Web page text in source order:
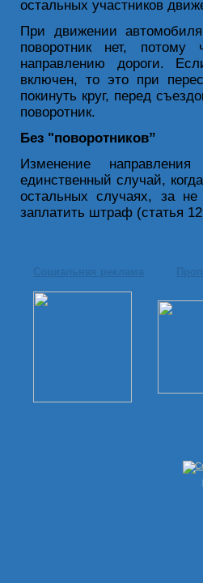
остальных участников
При движении
поворотник нет,
направлению дороги.
включен, то это при
покинуть круг, перед
поворотник.
Без "поворотников”
Изменение
единственный случай,
остальных случаях, за не
заплатить штраф (статья